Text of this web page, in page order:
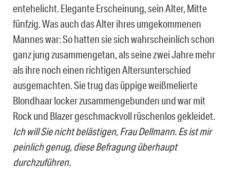
entehelicht. Elegante Erscheinung, sein Alter, Mitte
fünfzig. Was auch das Alter ihres umgekommenen
Mannes war: So hatten sie sich wahrscheinlich schon
ganz jung zusammengetan, als seine zwei Jahre mehr
als ihre noch einen richtigen Altersunterschied
ausgemachten. Sie trug das üppige weißmelierte
Blondhaar locker zusammengebunden und war mit
Rock und Blazer geschmackvoll rüschenlos gekleidet.
Ich will Sie nicht belästigen, Frau Dellmann. Es ist mir
peinlich genug, diese Befragung überhaupt
durchzuführen.